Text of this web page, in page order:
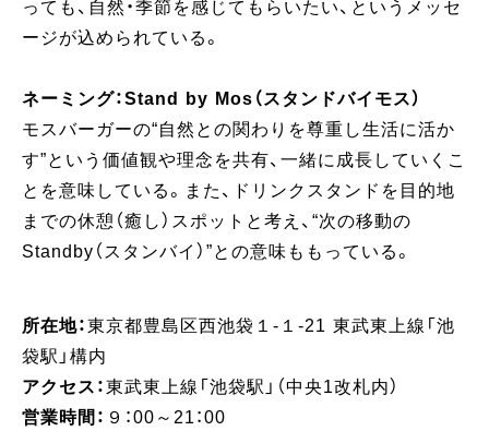
っても、自然・季節を感じてもらいたい、というメッセ
ージが込められている。
ネーミング：Stand by Mos（スタンドバイモス）
モスバーガーの“自然との関わりを尊重し生活に活か
す”という価値観や理念を共有、一緒に成長していくこ
とを意味している。また、ドリンクスタンドを目的地
までの休憩（癒し）スポットと考え、“次の移動の
Standby（スタンバイ）”との意味ももっている。
所在地：東京都豊島区西池袋１-１-21 東武東上線「池
袋駅」構内
アクセス：東武東上線「池袋駅」（中央1改札内）
営業時間： ９：00～21：00